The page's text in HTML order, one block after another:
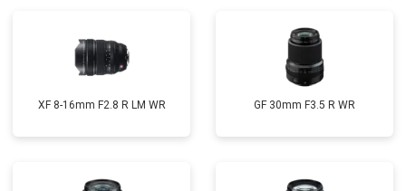
XF 8-16mm F2.8 R LM WR GF 30mm F3.5 R WR